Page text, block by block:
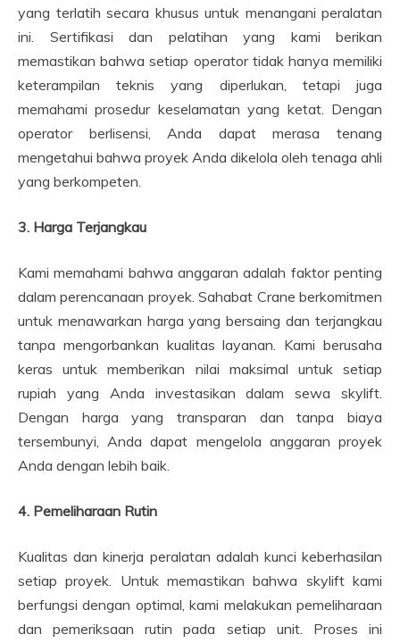
yang terlatih secara khusus untuk menangani peralatan
ini. Sertifikasi dan pelatihan yang kami berikan
memastikan bahwa setiap operator tidak hanya memiliki
keterampilan teknis yang diperlukan, tetapi juga
memahami prosedur keselamatan yang ketat. Dengan
operator berlisensi, Anda dapat merasa tenang
mengetahui bahwa proyek Anda dikelola oleh tenaga ahli
yang berkompeten.
3. Harga Terjangkau
Kami memahami bahwa anggaran adalah faktor penting
dalam perencanaan proyek. Sahabat Crane berkomitmen
untuk menawarkan harga yang bersaing dan terjangkau
tanpa mengorbankan kualitas layanan. Kami berusaha
keras untuk memberikan nilai maksimal untuk setiap
rupiah yang Anda investasikan dalam sewa skylift.
Dengan harga yang transparan dan tanpa biaya
tersembunyi, Anda dapat mengelola anggaran proyek
Anda dengan lebih baik.
4. Pemeliharaan Rutin
Kualitas dan kinerja peralatan adalah kunci keberhasilan
setiap proyek. Untuk memastikan bahwa skylift kami
berfungsi dengan optimal, kami melakukan pemeliharaan
dan pemeriksaan rutin pada setiap unit. Proses ini